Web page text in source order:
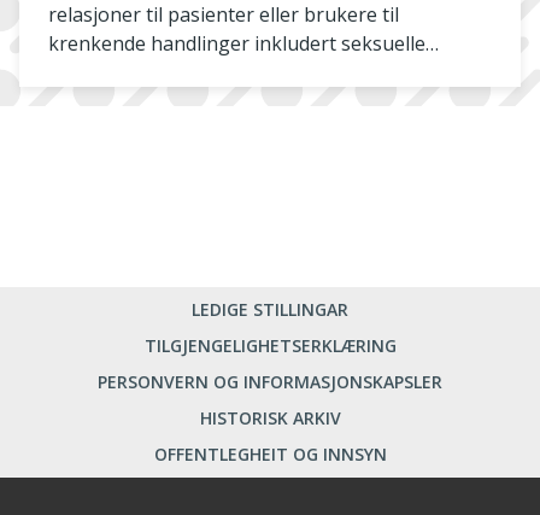
relasjoner til pasienter eller brukere til
krenkende handlinger inkludert seksuelle
LEDIGE STILLINGAR
TILGJENGELIGHETSERKLÆRING
PERSONVERN OG INFORMASJONSKAPSLER
HISTORISK ARKIV
OFFENTLEGHEIT OG INNSYN